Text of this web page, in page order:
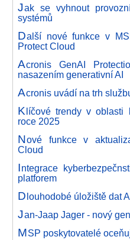
Jak se vyhnout
systémů
Další nové funkce v
Protect Cloud
Acronis GenAI
nasazením generativní AI
Acronis uvádí na trh
Klíčové trendy v oblasti
roce 2025
Nové funkce v
Cloud
Integrace
platforem
Dlouhodobé úložiště dat
Jan-Jaap Jager - nový
MSP poskytovatelé